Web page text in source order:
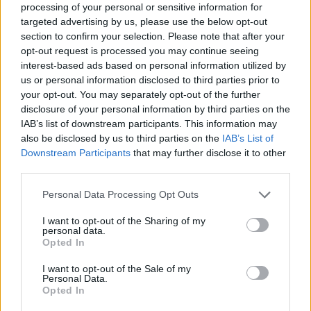
processing of your personal or sensitive information for
targeted advertising by us, please use the below opt-out
section to confirm your selection. Please note that after your
opt-out request is processed you may continue seeing
interest-based ads based on personal information utilized by
us or personal information disclosed to third parties prior to
your opt-out. You may separately opt-out of the further
disclosure of your personal information by third parties on the
IAB’s list of downstream participants. This information may
also be disclosed by us to third parties on the IAB’s List of
Downstream Participants that may further disclose it to other
Please note that this website/app uses one or more Google
not limited to your visit or usage behaviour. You may click to
grant or deny consent to Google and its third-party tags to
use your data for below specified purposes in below Google
consent section.
Personal Data Processing Opt Outs
I want to opt-out of the Sharing of my
personal data.
Opted In
I want to opt-out of the Sale of my
Personal Data.
Opted In
Αξίζει να αναφέρουμε βέβαια ότι τα ψωμάκια που
σερβίρονται στη Γη, για να συνοδέψεις το γεύμα σου,
είναι φτιαγμένα από σπόρους, ξηρούς καρπούς,
από σπόρους και βρώμη.